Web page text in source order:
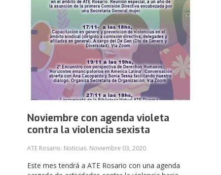
Noviembre con agenda violeta
contra la violencia sexista
ATE Rosario. Noticias. Noviembre 03, 2020.
Este mes tendrá a ATE Rosario con una agenda